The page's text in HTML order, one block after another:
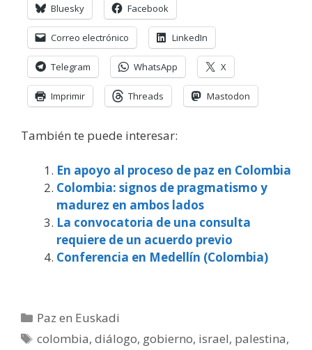
Bluesky Facebook
Correo electrónico LinkedIn
Telegram WhatsApp X
Imprimir Threads Mastodon
También te puede interesar:
En apoyo al proceso de paz en Colombia
Colombia: signos de pragmatismo y
madurez en ambos lados
La convocatoria de una consulta
requiere de un acuerdo previo
Conferencia en Medellín (Colombia)
Categorías
Paz en Euskadi
Etiquetas
colombia,diálogo, gobierno, israel, palestina,